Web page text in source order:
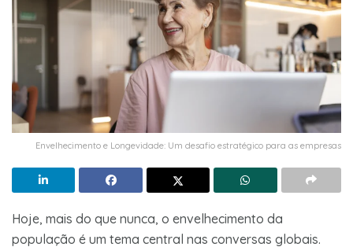
Envelhecimento e Longevidade: Um desafio estratégico para as empresas
Hoje, mais do que nunca, o envelhecimento da
população é um tema central nas conversas globais.